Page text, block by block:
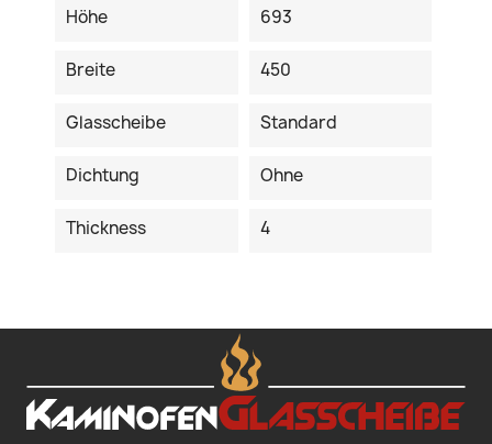
Höhe
693
Breite 450
Glasscheibe Standard
Dichtung Ohne
Thickness 4